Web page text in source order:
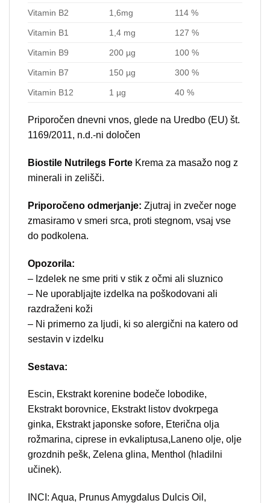
Vitamin B2 1,6mg 114 %
Vitamin B1 1,4 mg 127 %
Vitamin B9 200 µg 100 %
Vitamin B7 150 µg 300 %
Vitamin B12 1 µg 40 %
Priporočen dnevni vnos, glede na Uredbo (EU) št.
1169/2011, n.d.-ni določen
Biostile Nutrilegs Forte Krema za masažo nog z
minerali in zelišči.
Priporočeno odmerjanje: Zjutraj in zvečer noge
zmasiramo v smeri srca, proti stegnom, vsaj vse
do podkolena.
Opozorila:
– Izdelek ne sme priti v stik z očmi ali sluznico
– Ne uporabljajte izdelka na poškodovani ali
razdraženi koži
– Ni primerno za ljudi, ki so alergični na katero od
sestavin v izdelku
Sestava:
Escin, Ekstrakt korenine bodeče lobodike,
Ekstrakt borovnice, Ekstrakt listov dvokrpega
ginka, Ekstrakt japonske sofore, Eterična olja
rožmarina, ciprese in evkaliptusa,Laneno olje, olje
grozdnih pešk, Zelena glina, Menthol (hladilni
učinek).
INCI: Aqua, Prunus Amygdalus Dulcis Oil,